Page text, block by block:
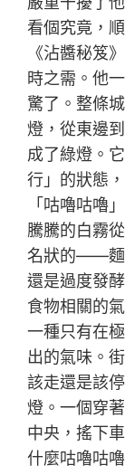
看個究竟，
《沾醬秘笈
時之需。他
驚了。整條
燈，從東邊
成了綠燈。
行」的狀態
「咕嚕咕嚕
騰騰的白霧
名狀的——麵
還是過度發
食物相關的
一種只有在
出的氣味。
該走還是該
燈。一個穿
中央，搖下
什麼咕嚕咕